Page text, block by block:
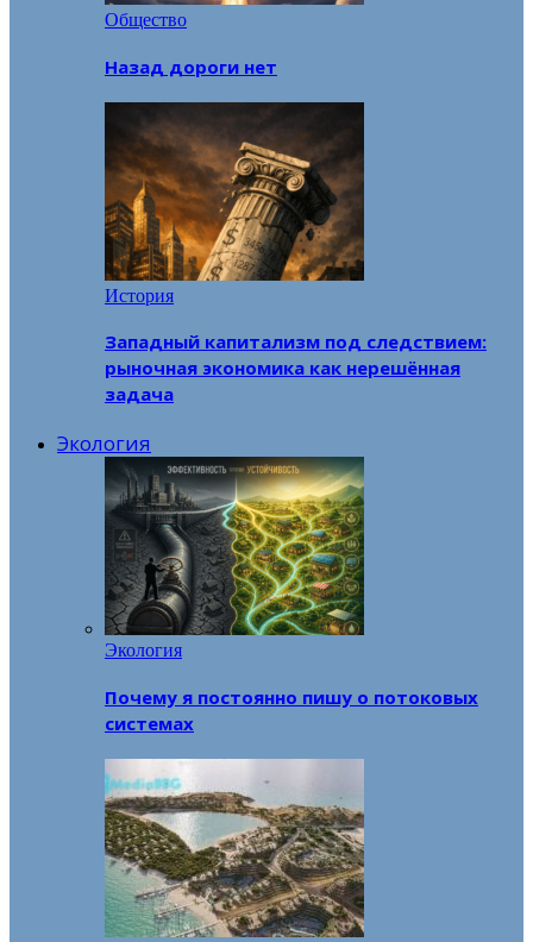
Общество
Назад дороги нет
История
Западный капитализм под следствием:
рыночная экономика как нерешённая
задача
Экология
Экология
Почему я постоянно пишу о потоковых
системах